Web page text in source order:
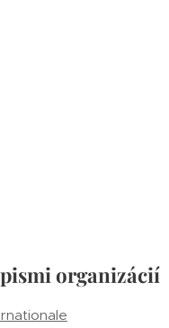
organizácií